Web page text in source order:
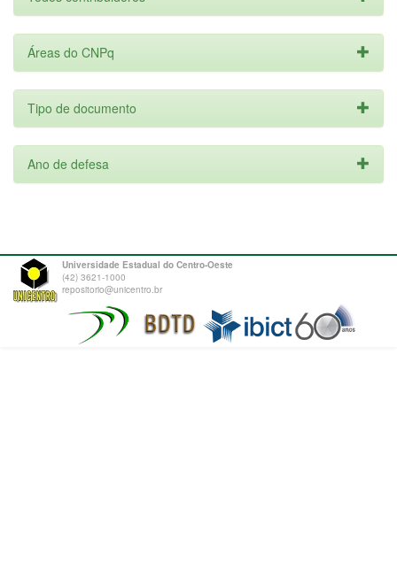
Áreas do CNPq
Tipo de documento
Ano de defesa
Universidade Estadual do Centro-Oeste
(42) 3621-1000
repositorio@unicentro.br